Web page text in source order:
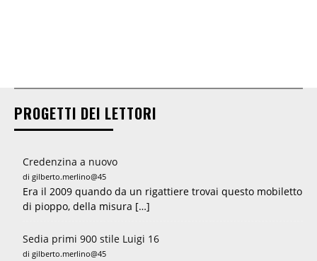
PROGETTI DEI LETTORI
Credenzina a nuovo
di gilberto.merlino@45
Era il 2009 quando da un rigattiere trovai questo mobiletto
di pioppo, della misura […]
Sedia primi 900 stile Luigi 16
di gilberto.merlino@45